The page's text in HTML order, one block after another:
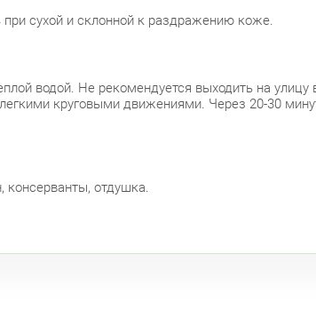
сухой и склонной к раздражению коже.
водой. Не рекомендуется выходить на
круговыми движениями. Через 20-30
консерванты, отдушка.